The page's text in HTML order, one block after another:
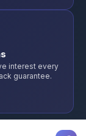
interest every
guarantee.